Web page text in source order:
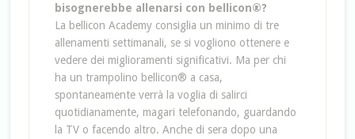
bisognerebbe allenarsi con bellicon®?
La bellicon Academy consiglia un minimo di tre
allenamenti settimanali, se si vogliono ottenere e
vedere dei miglioramenti significativi. Ma per chi
ha un trampolino bellicon® a casa,
spontaneamente verrà la voglia di salirci
quotidianamente, magari telefonando, guardando
la TV o facendo altro. Anche di sera dopo una